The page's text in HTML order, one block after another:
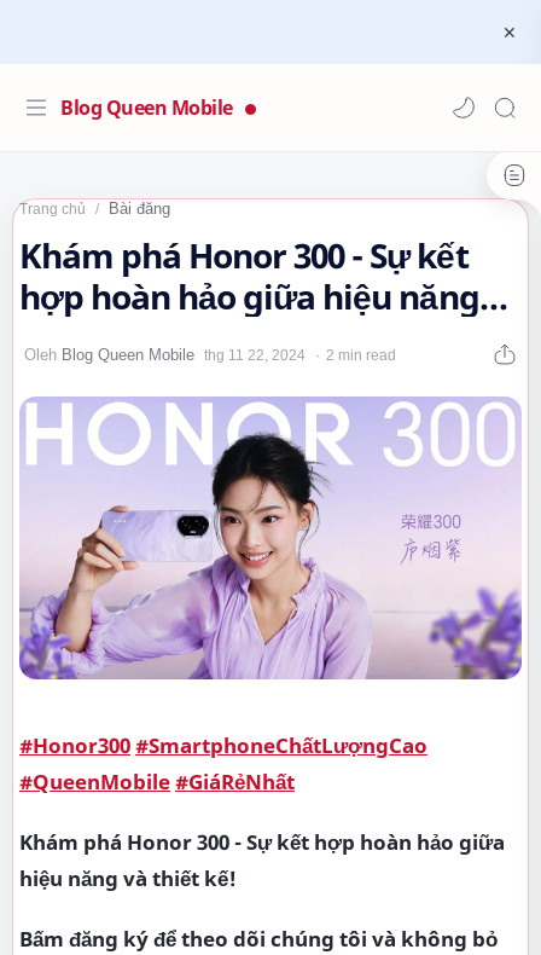
Blog Queen Mobile
Trang chủ Bài đăng
Khám phá Honor 300 - Sự kết
hợp hoàn hảo giữa hiệu năng
và thiết kế!
2 min read
#Honor300#SmartphoneChấtLượngCao
#QueenMobile#GiáRẻNhất
Khám phá Honor 300 - Sự kết hợp hoàn hảo giữa
hiệu năng và thiết kế!
Bấm đăng ký để theo dõi chúng tôi và không bỏ